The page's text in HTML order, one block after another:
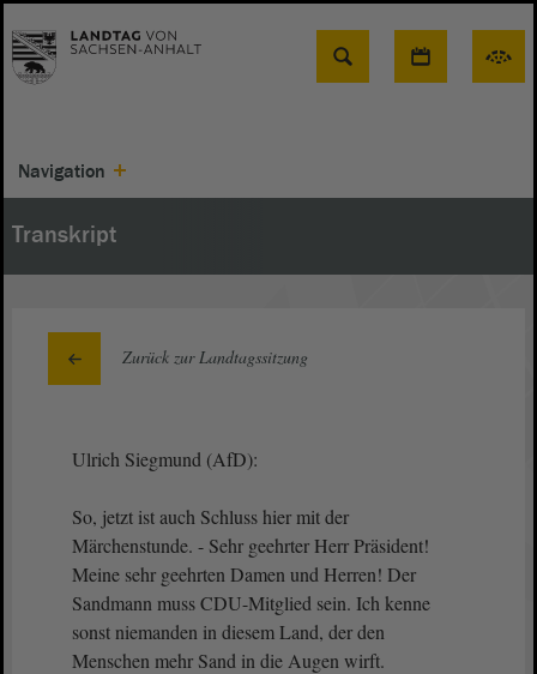
Suche
Navigation
Transkript
Zurück zur Landtagssitzung
Ulrich Siegmund (AfD):
So, jetzt ist auch Schluss hier mit der
Märchenstunde. - Sehr geehrter Herr Präsident!
Meine sehr geehrten Damen und Herren! Der
Sandmann muss CDU-Mitglied sein. Ich kenne
sonst niemanden in diesem Land, der den
Menschen mehr Sand in die Augen wirft.